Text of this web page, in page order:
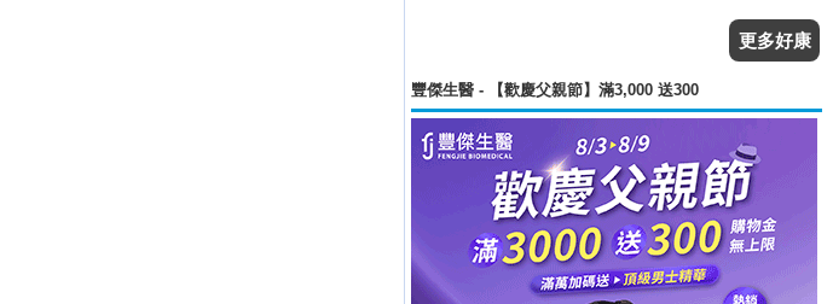
更多好康
豐傑生醫 - 【歡慶父親節】滿3,000 送300